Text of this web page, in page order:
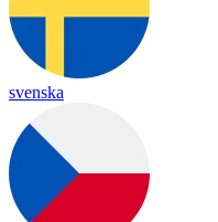
svenska